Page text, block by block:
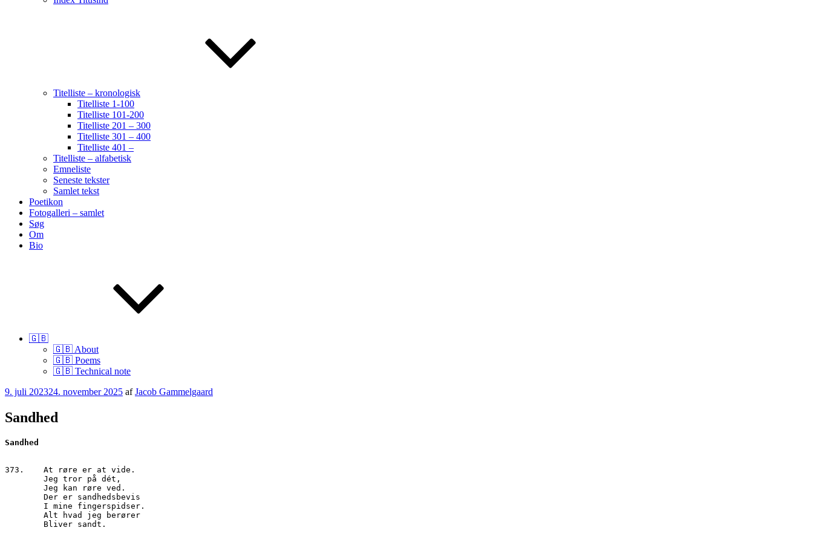
Titelliste – kronologisk
Titelliste 1-100
Titelliste 101-200
Titelliste 201 – 300
Titelliste 301 – 400
Titelliste 401 –
Titelliste – alfabetisk
Emneliste
Seneste tekster
Samlet tekst
Poetikon
Fotogalleri – samlet
Søg
Om
Bio
🇬🇧
🇬🇧 About
🇬🇧 Poems
🇬🇧 Technical note
Udgivet
9. juli 202324. november 2025 afJacob Gammelgaard
Sandhed
373.	At røre er at vide.